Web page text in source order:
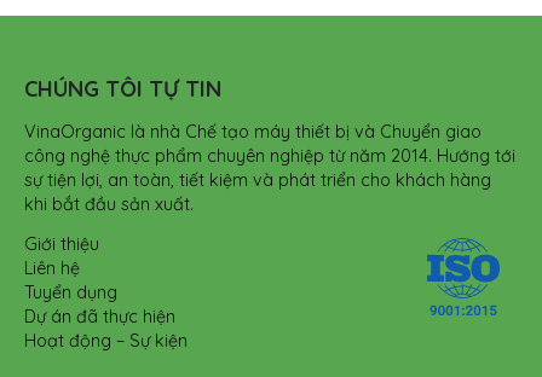
CHÚNG TÔI TỰ TIN
VinaOrganic là nhà Chế tạo máy thiết bị và Chuyển giao
công nghệ thực phẩm chuyên nghiệp từ năm 2014. Hướng tới
sự tiện lợi, an toàn, tiết kiệm và phát triển cho khách hàng
khi bắt đầu sản xuất.
Giới thiệu
Liên hệ
Tuyển dụng
Dự án đã thực hiện
Hoạt động – Sự kiện